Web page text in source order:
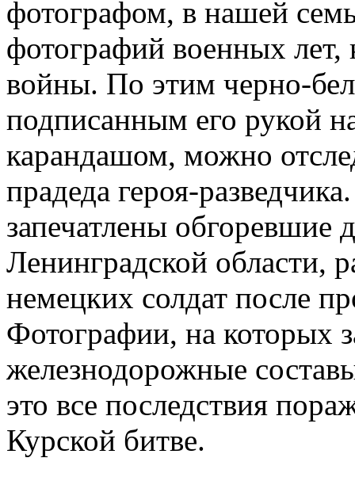
фотографом, в нашей
фотографий военных лет,
войны. По этим черно-
подписанным его рукой
карандашом, можно
прадеда героя-
запечатлены обгоревшие
Ленинградской области,
немецких солдат после
Фотографии, на которых
железнодорожные
это все последствия
Курской битве.